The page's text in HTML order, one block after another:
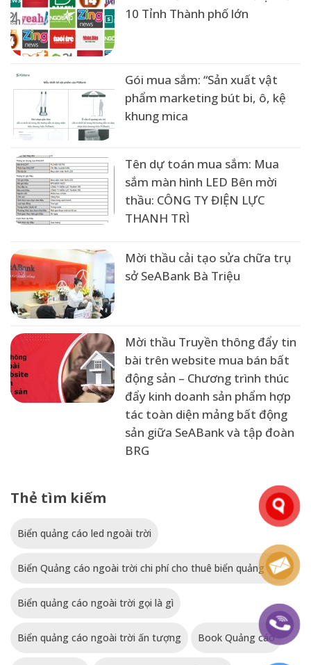
10 Tỉnh Thành phố lớn
Gói mua sắm: “Sản xuất vật
phẩm marketing bút bi, ô, kệ
khung mica
Tên dự toán mua sắm: Mua
sắm màn hình LED Bên mời
thầu: CÔNG TY ĐIỆN LỰC
THANH TRÌ
Mời thầu cải tạo sửa chữa trụ
sở SeABank Bà Triệu
Mời thầu Truyền thông đẩy tin
bài trên website mua bán bất
động sản – Chương trình thúc
đẩy kinh doanh sản phẩm hợp
tác toàn diện mảng bất động
sản giữa SeABank và tập đoàn
BRG
Thẻ tìm kiếm
Biển quảng cáo led ngoài trời
Biển Quảng cáo ngoài trời chi phí cho thuê biển quảng cáo
Biển quảng cáo ngoài trời gọi là gì
Biển quảng cáo ngoài trời ấn tượng Book Quảng cáo